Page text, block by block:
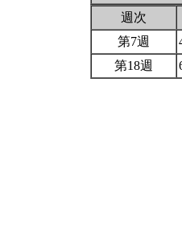
週次
第7週
第18週